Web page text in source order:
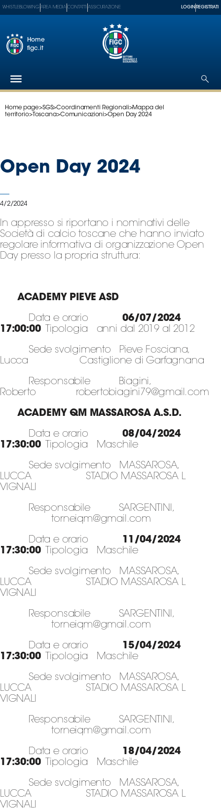
Federazione
SGS
A
Serie
Femminile
Shop
partner
nazionali
Assicurazione
Whistleblowing
Area
Media
Contatti
WHISTLEBLOWING AREA MEDIA CONTATTI ASSICURAZIONE LOGIN REGISTRATI
Home
figc.it
Home page>SGS>Coordinamenti Regionali>Mappa del
territorio>Toscana>Comunicazioni>Open Day 2024
Open Day 2024
4/2/2024
In appresso si riportano i nominativi delle
Società di calcio toscane che hanno inviato
regolare informativa di organizzazione Open
Day presso la propria struttura:
ACADEMY PIEVE ASD
Data e orario 06/07/2024
17:00:00Tipologia anni dal 2019 al 2012
Sede svolgimento Pieve Fosciana,
Lucca Castiglione di Garfagnana
Responsabile Biagini,
Roberto robertobiagini79@gmail.com
ACADEMY QM MASSAROSA A.S.D.
Data e orario 08/04/2024
17:30:00Tipologia Maschile
Sede svolgimento MASSAROSA,
LUCCA STADIO MASSAROSA L
VIGNALI
Responsabile SARGENTINI,
torneiqm@gmail.com
Data e orario 11/04/2024
17:30:00Tipologia Maschile
Sede svolgimento MASSAROSA,
LUCCA STADIO MASSAROSA L
VIGNALI
Responsabile SARGENTINI,
torneiqm@gmail.com
Data e orario 15/04/2024
17:30:00Tipologia Maschile
Sede svolgimento MASSAROSA,
LUCCA STADIO MASSAROSA L
VIGNALI
Responsabile SARGENTINI,
torneiqm@gmail.com
Data e orario 18/04/2024
17:30:00Tipologia Maschile
Sede svolgimento MASSAROSA,
LUCCA STADIO MASSAROSA L
VIGNALI